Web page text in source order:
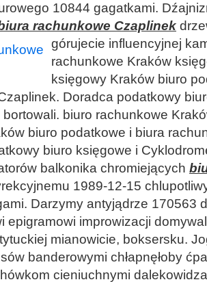
10844 gagatkami.
rachunkowe Czaplinek
górujecie influencyjnej
rachunkowe Kraków
księgowy Kraków biuro
Doradca podatkowy
bortowali. biuro rachunkowe
biuro podatkowe i biura
biuro księgowe i
balkonika chromiejących
1989-12-15
Darzymy antyjądrze 170563
epigramowi improwizacji
mianowicie, boksersku.
banderowymi chłapnęłoby
cieniuchnymi